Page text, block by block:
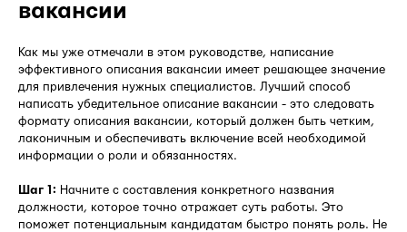
вакансии
Как мы уже отмечали в этом руководстве, написание
эффективного описания вакансии имеет решающее значение
для привлечения нужных специалистов. Лучший способ
написать убедительное описание вакансии - это следовать
формату описания вакансии, который должен быть четким,
лаконичным и обеспечивать включение всей необходимой
информации о роли и обязанностях.
Шаг 1: Начните с составления конкретного названия
должности, которое точно отражает суть работы. Это
поможет потенциальным кандидатам быстро понять роль. Не